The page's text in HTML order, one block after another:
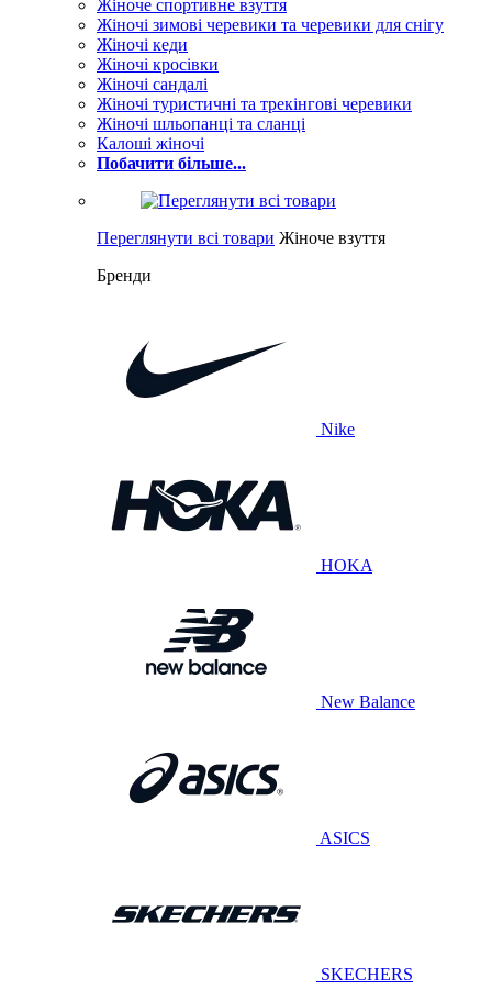
Жіноче спортивне взуття
Жіночі зимові черевики та черевики для снігу
Жіночі кеди
Жіночі кросівки
Жіночі сандалі
Жіночі туристичні та трекінгові черевики
Жіночі шльопанці та сланці
Калоші жіночі
Побачити більше...
Переглянути всі товари Жіноче взуття
Бренди
Nike
HOKA
New Balance
ASICS
SKECHERS